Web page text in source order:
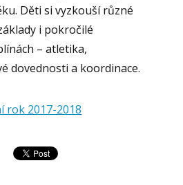
Děti si vyzkouší různé
i pokročilé
– atletika,
dovednosti a koordinace.
rok 2017-2018